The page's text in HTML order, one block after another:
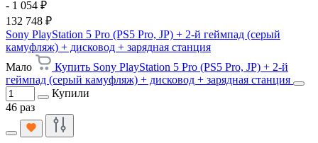
- 1 054 ₽
132 748 ₽
Sony PlayStation 5 Pro (PS5 Pro, JP) + 2-й геймпад (серый
камуфляж) + дисковод + зарядная станция
Мало
Купить Sony PlayStation 5 Pro (PS5 Pro, JP) + 2-й
геймпад (серый камуфляж) + дисковод + зарядная станция
Купили
46 раз